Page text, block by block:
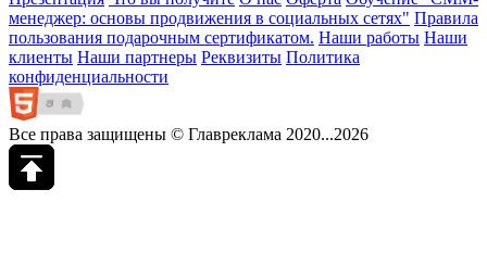
менеджер: основы продвижения в социальных сетях" Правила
пользования подарочным сертификатом. Наши работы Наши
клиенты Наши партнеры Реквизиты Политика
конфиденциальности
Все права защищены © Главреклама 2020...2026